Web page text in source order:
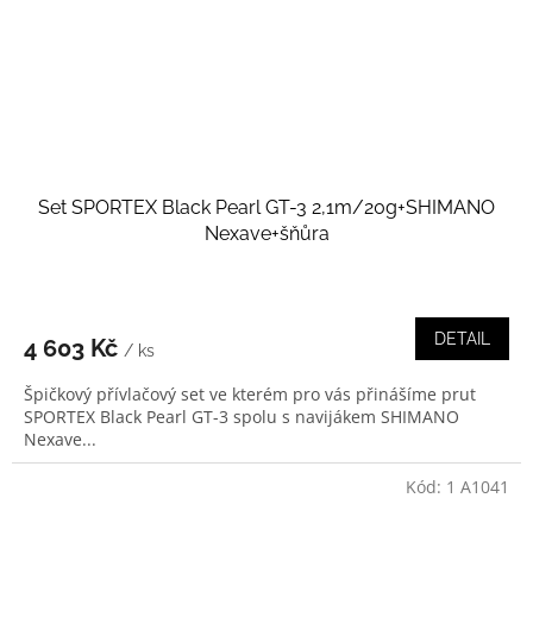
Set SPORTEX Black Pearl GT-3 2,1m/20g+SHIMANO
Nexave+šňůra
4 603 Kč / ks
DETAIL
Špičkový přívlačový set ve kterém pro vás přinášíme prut
SPORTEX Black Pearl GT-3 spolu s navijákem SHIMANO
Nexave...
Kód: 1 A1041